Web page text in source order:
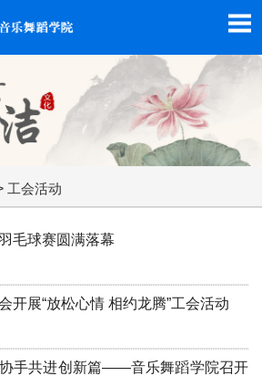
工会活动
毛球赛圆满落幕
开展“放松心情 相约龙腾”工会活动
手共进创新篇——音乐舞蹈学院召开